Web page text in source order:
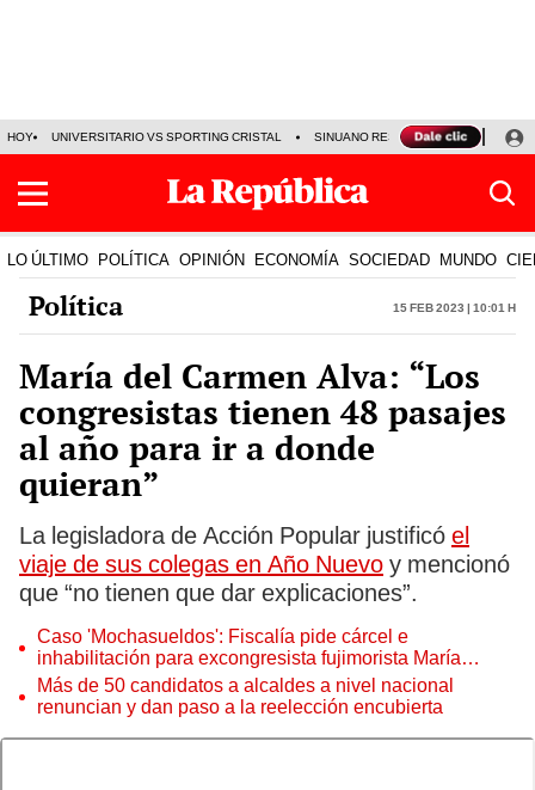
HOY UNIVERSITARIO VS SPORTING CRISTAL SINUANO RESULTADOS HOY
LO ÚLTIMO POLÍTICA OPINIÓN ECONOMÍA SOCIEDAD MUNDO
Política 15 Feb 2023 | 10:01 h
María del Carmen Alva: “Los
congresistas tienen 48 pasajes
al año para ir a donde
quieran”
La legisladora de Acción Popular justificó el
viaje de sus colegas en Año Nuevo y mencionó
que “no tienen que dar explicaciones”.
Caso 'Mochasueldos': Fiscalía pide cárcel e
inhabilitación para excongresista fujimorista María
Cordero Jon Tay
Más de 50 candidatos a alcaldes a nivel nacional
renuncian y dan paso a la reelección encubierta